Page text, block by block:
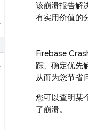
该崩溃报告解
有实用价值的
Firebase
踪、确定优先
从而为您节省
您可以查明某
了崩溃。